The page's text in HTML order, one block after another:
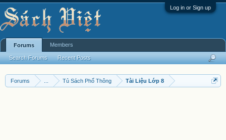
Log in or Sign up
Forums Tủ Sách Phổ Thông Tài Liệu Lớp 8
Forums
Search Forums Recent Posts
Members